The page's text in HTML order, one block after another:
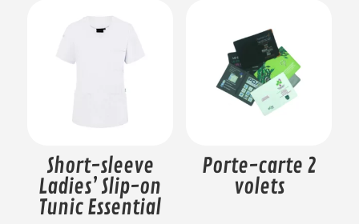
Short-sleeve
Ladies’ Slip-on
Tunic Essential
Porte-carte 2
volets